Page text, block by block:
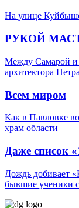
На улице
РУКОЙ
Между Самарой и
архитектора
Всем миром
Как в Павловке
храм области
Даже список
Дождь добивает
бывшие ученики